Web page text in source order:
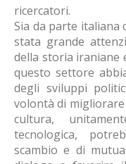
ricercatori.
Sia da parte italiana
stata grande
della storia iraniane
questo settore
degli sviluppi
volontà di
cultura,
tecnologica,
scambio e di